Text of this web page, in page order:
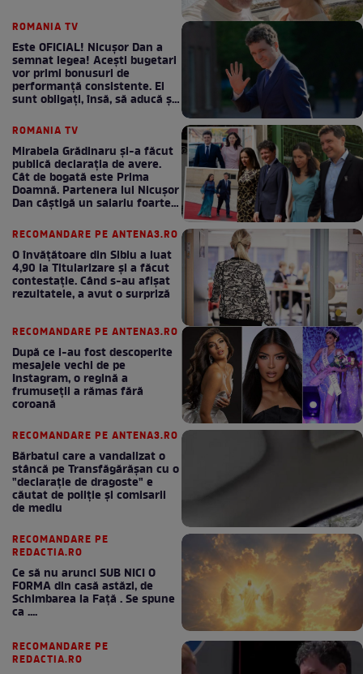
ROMANIA TV
Este OFICIAL! Nicușor Dan a
semnat legea! Acești bugetari
vor primi bonusuri de
performanță consistente. Ei
sunt obligați, însă, să aducă și
ROMANIA TV
Mirabela Grădinaru și-a făcut
publică declarația de avere.
Cât de bogată este Prima
Doamnă. Partenera lui Nicușor
Dan câștigă un salariu foarte
RECOMANDARE PE ANTENA3.RO
O învățătoare din Sibiu a luat
4,90 la Titularizare și a făcut
contestație. Când s-au afișat
rezultatele, a avut o surpriză
RECOMANDARE PE ANTENA3.RO
După ce i-au fost descoperite
mesajele vechi de pe
Instagram, o regină a
frumuseții a rămas fără
coroană
RECOMANDARE PE ANTENA3.RO
Bărbatul care a vandalizat o
stâncă pe Transfăgărășan cu o
"declaraţie de dragoste" e
căutat de poliție și comisarii
de mediu
RECOMANDARE PE
REDACTIA.RO
Ce să nu arunci SUB NICI O
FORMA din casă astăzi, de
Schimbarea la Față . Se spune
ca ....
RECOMANDARE PE
REDACTIA.RO